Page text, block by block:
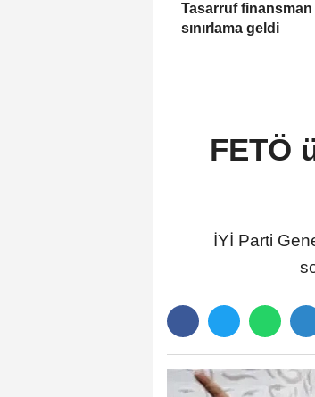
Tasarruf
sınırlama geldi
FETÖ
İYİ Parti